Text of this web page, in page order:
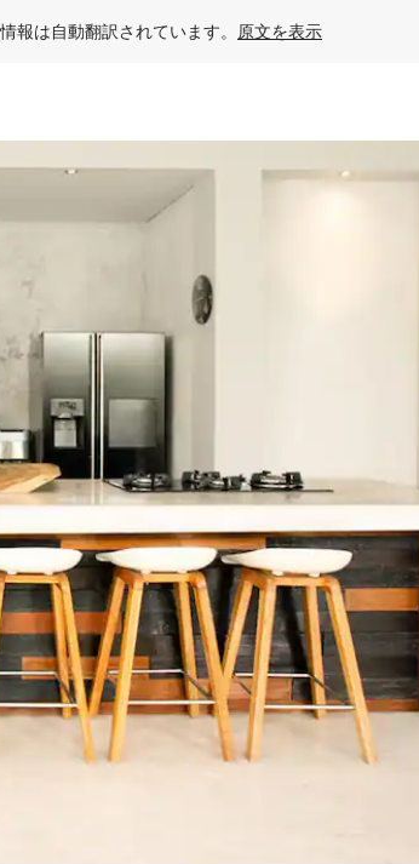
報は自動翻訳されています。 原文を表示
ッチまたはスワイプして検索結果を確認することが